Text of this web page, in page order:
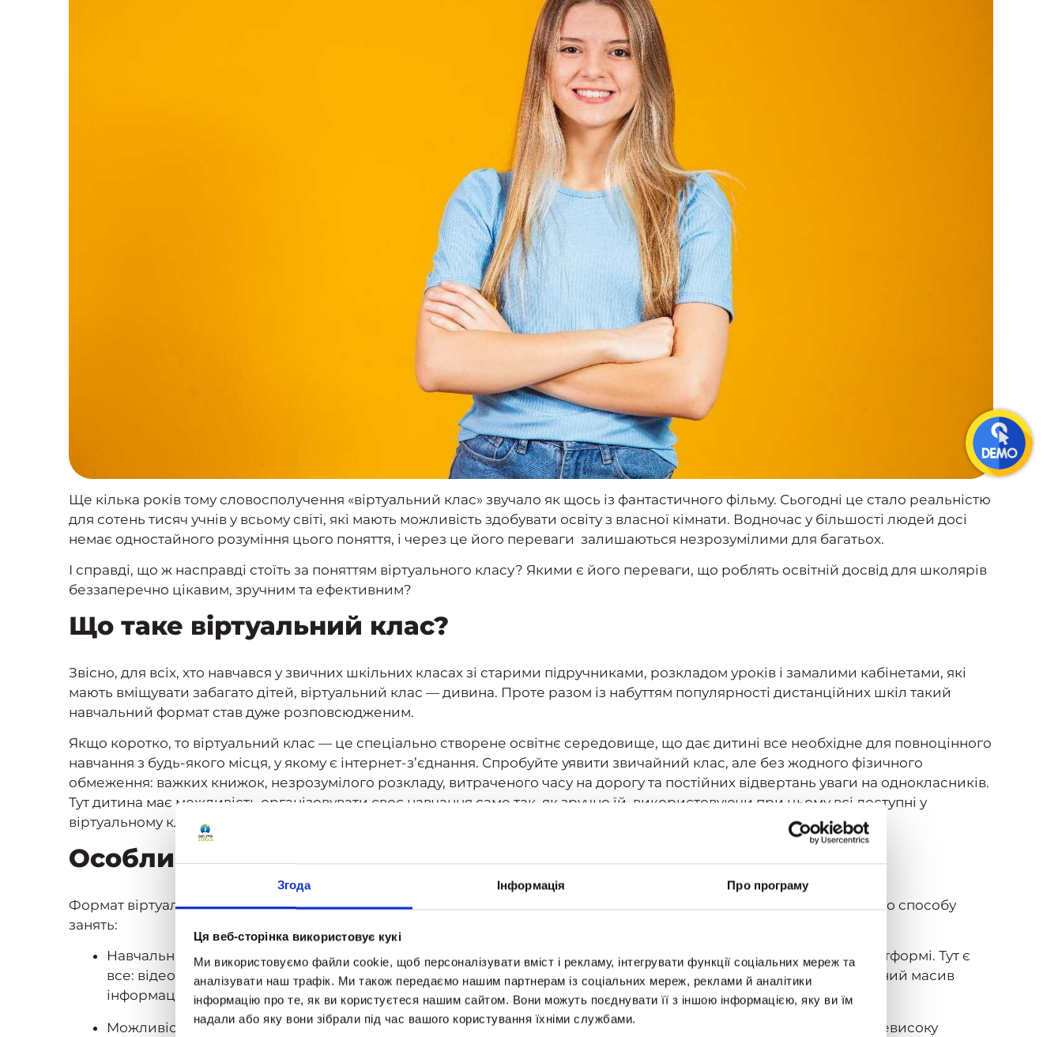
Згода Інформація Про програму
Ця веб-сторінка використовує кукі
Ми використовуємо файли cookie, щоб персоналізувати вміст і рекламу, інтегрувати функції соціальних мереж та
аналізувати наш трафік. Ми також передаємо нашим партнерам із соціальних мереж, реклами й аналітики
інформацію про те, як ви користуєтеся нашим сайтом. Вони можуть поєднувати її з іншою інформацією, яку ви їм
надали або яку вони зібрали під час вашого користування їхніми службами.
Ще кілька років тому словосполучення «віртуальний клас» звучало як щось із фантастичного фільму. Сьогодні це стало реальністю
для сотень тисяч учнів у всьому світі, які мають можливість здобувати освіту з власної кімнати. Водночас у більшості людей досі
немає одностайного розуміння цього поняття, і через це його переваги залишаються незрозумілими для багатьох.
І справді, що ж насправді стоїть за поняттям віртуального класу? Якими є його переваги, що роблять освітній досвід для школярів
беззаперечно цікавим, зручним та ефективним?
Що таке віртуальний клас?
Звісно, для всіх, хто навчався у звичних шкільних класах зі старими підручниками, розкладом уроків і замалими кабінетами, які
мають вміщувати забагато дітей, віртуальний клас — дивина. Проте разом із набуттям популярності дистанційних шкіл такий
навчальний формат став дуже розповсюдженим.
Якщо коротко, то віртуальний клас — це спеціально створене освітнє середовище, що дає дитині все необхідне для повноцінного
навчання з будь-якого місця, у якому є інтернет-з’єднання. Спробуйте уявити звичайний клас, але без жодного фізичного
обмеження: важких книжок, незрозумілого розкладу, витраченого часу на дорогу та постійних відвертань уваги на однокласників.
Тут дитина має можливість організовувати своє навчання саме так, як зручно їй, використовуючи при цьому всі доступні у
віртуальному класі інструменти.
Особливості навчання у віртуальному класі
Формат віртуального класу спричинив справжній фурор у сприйнятті освіти. Можна виділити такі особливості цього способу
занять:
Навчальна платформа. Як правило, віртуальне навчання базується на спеціально створеній інтерактивній платформі. Тут є
все: відеоуроки, конспекти, заняття, ігри, тести, чат для спілкування з учителями та однокласниками. Величезний масив
інформації та комунікації розміщений в одному місці.
Можливість самостійно організовувати власне навчання. Заняття за суворим розкладом давно довели свою невисоку